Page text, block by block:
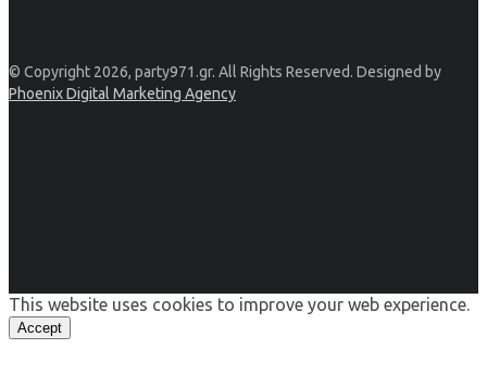
© Copyright 2026, party971.gr. All Rights Reserved. Designed by
Phoenix Digital Marketing Agency
This website uses cookies to improve your web experience.
Accept